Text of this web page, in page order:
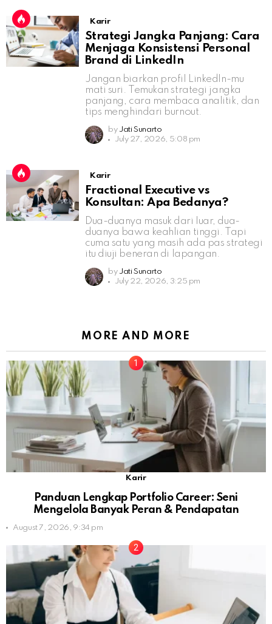
Karir
Strategi Jangka Panjang: Cara
Menjaga Konsistensi Personal
Brand di LinkedIn
Jangan biarkan profil LinkedIn-mu
mati suri. Temukan strategi jangka
panjang, cara membaca analitik, dan
tips menghindari burnout.
by Jati Sunarto
July 27, 2026, 5:08 pm
Karir
Fractional Executive vs
Konsultan: Apa Bedanya?
Dua-duanya masuk dari luar, dua-
duanya bawa keahlian tinggi. Tapi
cuma satu yang masih ada pas strategi
itu diuji beneran di lapangan.
by Jati Sunarto
July 22, 2026, 3:25 pm
MORE AND MORE
Karir
Panduan Lengkap Portfolio Career: Seni
Mengelola Banyak Peran & Pendapatan
August 7, 2026, 9:34 pm